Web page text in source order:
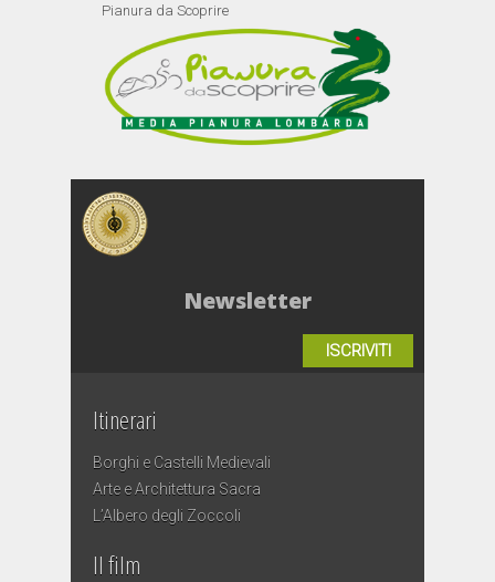
Pianura da Scoprire
Newsletter
ISCRIVITI
Itinerari
Borghi e Castelli Medievali
Arte e Architettura Sacra
L’Albero degli Zoccoli
Il film